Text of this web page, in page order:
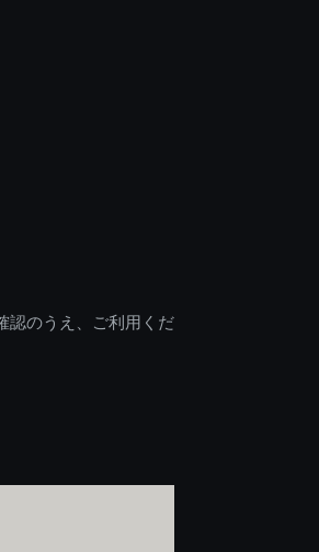
認のうえ、ご利用くだ